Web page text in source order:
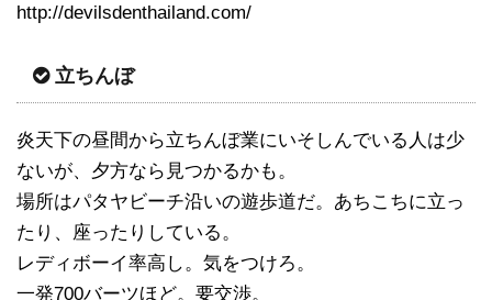
http://devilsdenthailand.com/
立ちんぼ
炎天下の昼間から立ちんぼ業にいそしんでいる人は少
ないが、夕方なら見つかるかも。
場所はパタヤビーチ沿いの遊歩道だ。あちこちに立っ
たり、座ったりしている。
レディボーイ率高し。気をつけろ。
一発700バーツほど。要交渉。